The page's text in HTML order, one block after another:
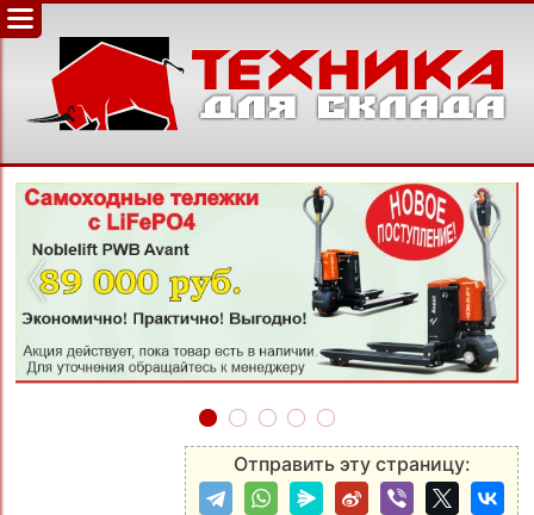
‹ ›
Отправить эту страницу: